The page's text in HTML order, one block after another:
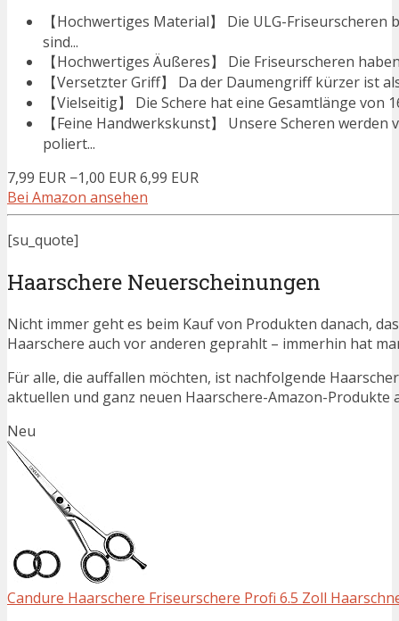
【Hochwertiges Material】 Die ULG-
sind...
【Hochwertiges Äußeres】 Die Friseurscheren
【Versetzter Griff】 Da der Daumengriff kürzer ist
【Vielseitig】 Die Schere hat eine Gesamtlänge von
【Feine Handwerkskunst】 Unsere Scheren
poliert...
7,99 EUR −1,00 EUR6,99 EUR
Bei Amazon ansehen
[su_quote]
Haarschere Neuerscheinungen
Nicht immer geht es beim Kauf von Produkten danach,
Haarschere auch vor anderen geprahlt – immerhin hat
Für alle, die auffallen möchten, ist nachfolgende
aktuellen und ganz neuen Haarschere-Amazon-Produkte
Neu
Candure Haarschere Friseurschere Profi 6.5 Zoll